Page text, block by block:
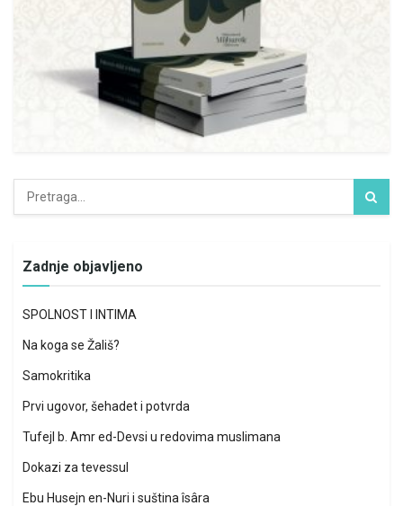
Zadnje objavljeno
SPOLNOST I INTIMA
Na koga se Žališ?
Samokritika
Prvi ugovor, šehadet i potvrda
Tufejl b. Amr ed-Devsi u redovima muslimana
Dokazi za tevessul
Ebu Husejn en-Nuri i suština îsâra